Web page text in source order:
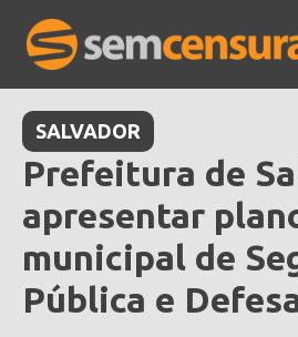
SALVADOR
Prefeitura de
apresentar
municipal de
Pública e